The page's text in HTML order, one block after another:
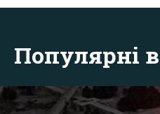
Популярні